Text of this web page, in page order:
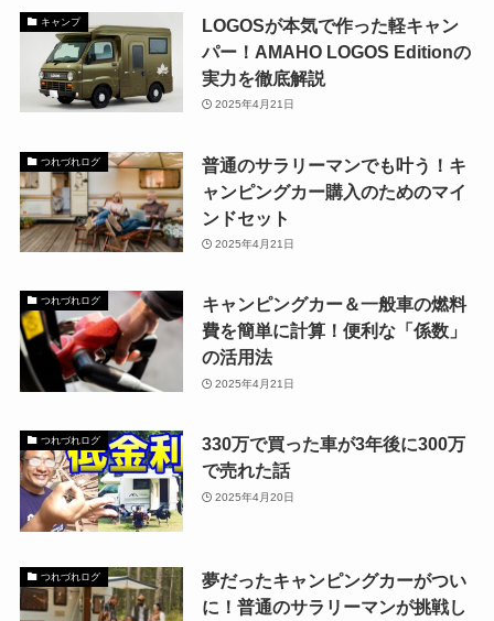
キャンプ
LOGOSが本気で作った軽キャン
パー！AMAHO LOGOS Editionの
実力を徹底解説
2025年4月21日
つれづれログ
普通のサラリーマンでも叶う！キ
ャンピングカー購入のためのマイ
ンドセット
2025年4月21日
つれづれログ
キャンピングカー＆一般車の燃料
費を簡単に計算！便利な「係数」
の活用法
2025年4月21日
つれづれログ
330万で買った車が3年後に300万
で売れた話
2025年4月20日
つれづれログ
夢だったキャンピングカーがつい
に！普通のサラリーマンが挑戦し